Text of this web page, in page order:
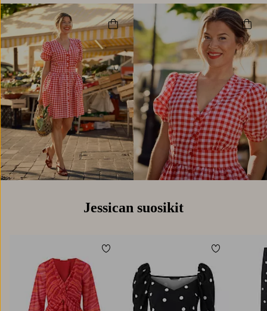
Jessican suosikit
Lisää suosikkeihin Lisää
M XL